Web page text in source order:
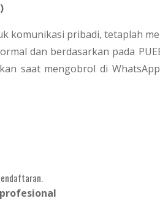
komunikasi pribadi, tetaplah
dan berdasarkan pada
saat mengobrol di